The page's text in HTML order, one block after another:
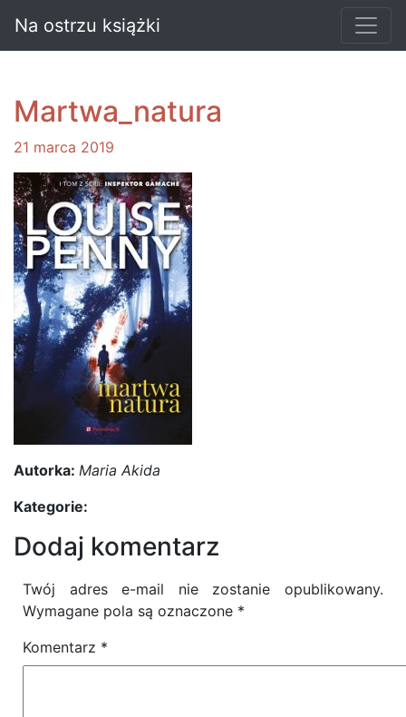
Na ostrzu książki
Martwa_natura
21 marca 2019
Autorka: Maria Akida
Kategorie:
Dodaj komentarz
Twój adres e-mail nie zostanie opublikowany.
Wymagane pola są oznaczone *
Komentarz *